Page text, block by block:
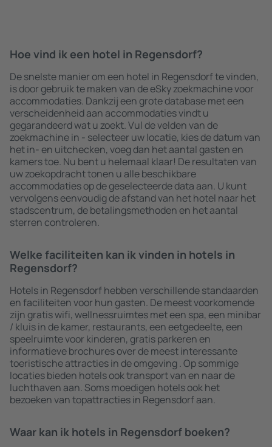
Hoe vind ik een hotel in Regensdorf?
De snelste manier om een hotel in Regensdorf te vinden,
is door gebruik te maken van de eSky zoekmachine voor
accommodaties. Dankzij een grote database met een
verscheidenheid aan accommodaties vindt u
gegarandeerd wat u zoekt. Vul de velden van de
zoekmachine in - selecteer uw locatie, kies de datum van
het in- en uitchecken, voeg dan het aantal gasten en
kamers toe. Nu bent u helemaal klaar! De resultaten van
uw zoekopdracht tonen u alle beschikbare
accommodaties op de geselecteerde data aan. U kunt
vervolgens eenvoudig de afstand van het hotel naar het
stadscentrum, de betalingsmethoden en het aantal
sterren controleren.
Welke faciliteiten kan ik vinden in hotels in
Regensdorf?
Hotels in Regensdorf hebben verschillende standaarden
en faciliteiten voor hun gasten. De meest voorkomende
zijn gratis wifi, wellnessruimtes met een spa, een minibar
/ kluis in de kamer, restaurants, een eetgedeelte, een
speelruimte voor kinderen, gratis parkeren en
informatieve brochures over de meest interessante
toeristische attracties in de omgeving . Op sommige
locaties bieden hotels ook transport van en naar de
luchthaven aan. Soms moedigen hotels ook het
bezoeken van topattracties in Regensdorf aan.
Waar kan ik hotels in Regensdorf boeken?